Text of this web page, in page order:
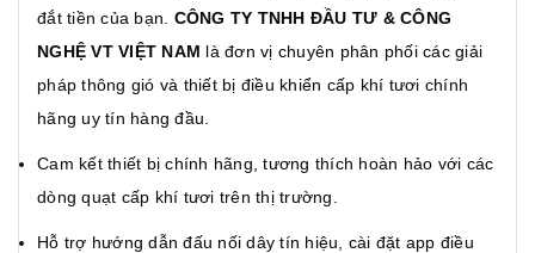
đắt tiền của bạn. CÔNG TY TNHH ĐẦU TƯ & CÔNG
NGHỆ VT VIỆT NAM là đơn vị chuyên phân phối các giải
pháp thông gió và thiết bị điều khiển cấp khí tươi chính
hãng uy tín hàng đầu.
Cam kết thiết bị chính hãng, tương thích hoàn hảo với các
dòng quạt cấp khí tươi trên thị trường.
Hỗ trợ hướng dẫn đấu nối dây tín hiệu, cài đặt app điều